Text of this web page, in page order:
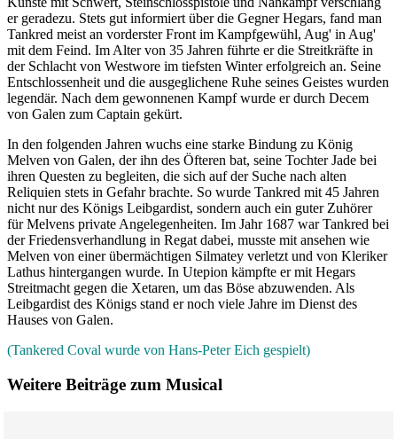
er geradezu. Stets gut informiert über die Gegner Hegars, fand man
Tankred meist an vorderster Front im Kampfgewühl, Aug' in Aug'
mit dem Feind. Im Alter von 35 Jahren führte er die Streitkräfte in
der Schlacht von Westwore im tiefsten Winter erfolgreich an. Seine
Entschlossenheit und die ausgeglichene Ruhe seines Geistes wurden
legendär. Nach dem gewonnenen Kampf wurde er durch Decem
von Galen zum Captain gekürt.
In den folgenden Jahren wuchs eine starke Bindung zu König
Melven von Galen, der ihn des Öfteren bat, seine Tochter Jade bei
ihren Questen zu begleiten, die sich auf der Suche nach alten
Reliquien stets in Gefahr brachte. So wurde Tankred mit 45 Jahren
nicht nur des Königs Leibgardist, sondern auch ein guter Zuhörer
für Melvens private Angelegenheiten. Im Jahr 1687 war Tankred bei
der Friedensverhandlung in Regat dabei, musste mit ansehen wie
Melven von einer übermächtigen Silmatey verletzt und von Kleriker
Lathus hintergangen wurde. In Utepion kämpfte er mit Hegars
Streitmacht gegen die Xetaren, um das Böse abzuwenden. Als
Leibgardist des Königs stand er noch viele Jahre im Dienst des
Hauses von Galen.
(Tankered Coval wurde von Hans-Peter Eich gespielt)
Weitere Beiträge zum Musical